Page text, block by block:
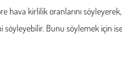
hava kirlilik oranlarını söyleyerek,
Bunu söylemek için